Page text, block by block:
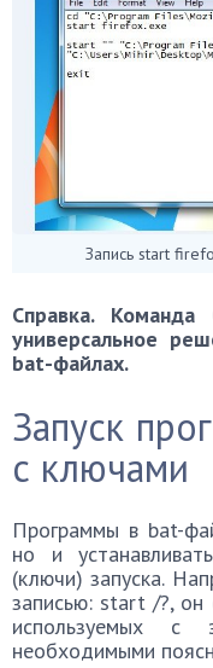
Запись start
Справка.
универсальное
bat-файлах.
Запуск
с ключами
Программы в bat-
но и
(ключи) запуска.
записью: start /?, он
используемых с
необходимыми